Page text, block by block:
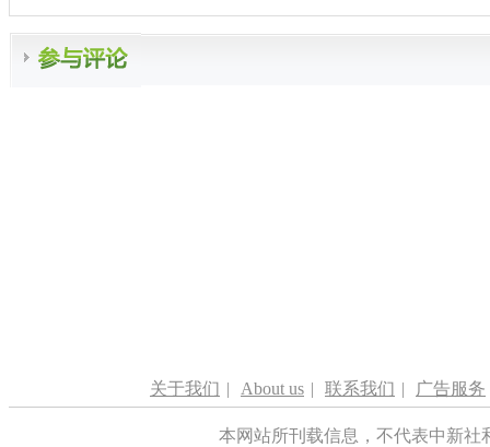
关于我们 | About us | 联系我们 | 广告服务
本网站所刊载信息，不代表中新